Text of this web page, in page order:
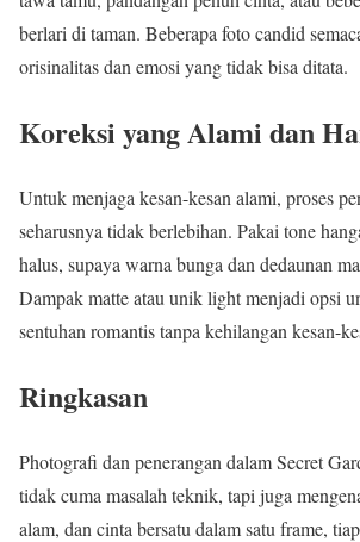
berlari di taman. Beberapa foto candid
orisinalitas dan emosi yang tidak bisa ditata.
Koreksi yang Alami dan
Untuk menjaga kesan-kesan alami, proses
seharusnya tidak berlebihan. Pakai tone
halus, supaya warna bunga dan dedaunan
Dampak matte atau unik light menjadi opsi
sentuhan romantis tanpa kehilangan kesan-
Ringkasan
Photografi dan penerangan dalam Secret
tidak cuma masalah teknik, tapi juga
alam, dan cinta bersatu dalam satu frame,